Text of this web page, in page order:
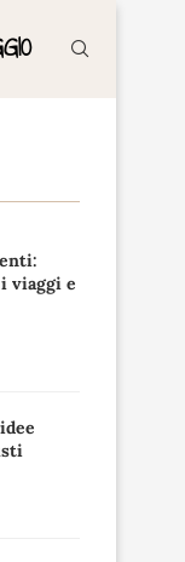
viaggi e